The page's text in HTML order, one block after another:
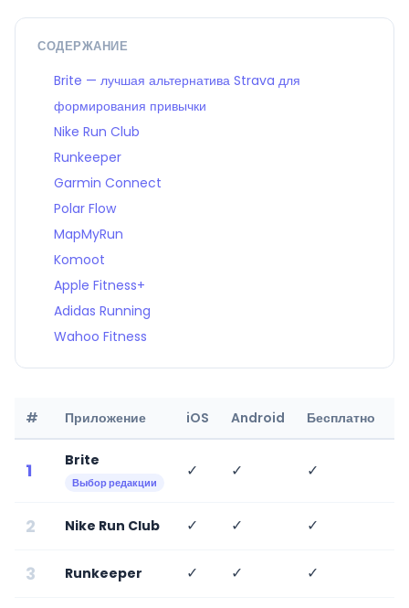
СОДЕРЖАНИЕ
Brite — лучшая альтернатива Strava для
формирования привычки
Nike Run Club
Runkeeper
Garmin Connect
Polar Flow
MapMyRun
Komoot
Apple Fitness+
Adidas Running
Wahoo Fitness
# Приложение iOS Android Бесплатно
1 Brite
Выбор редакции
✓ ✓ ✓
2 Nike Run Club ✓ ✓ ✓
3 Runkeeper ✓ ✓ ✓